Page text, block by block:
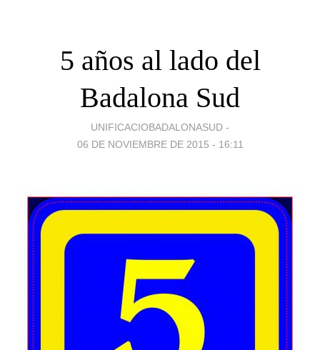
5 años al lado del
Badalona Sud
UNIFICACIOBADALONASUD -
06 DE NOVIEMBRE DE 2015 - 16:11